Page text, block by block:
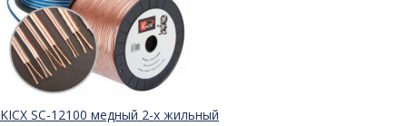
KICX SC-12100 медный 2-х жильный